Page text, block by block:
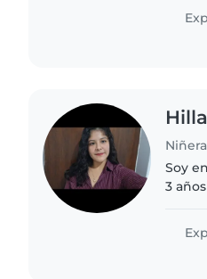
jugar
Soy
3